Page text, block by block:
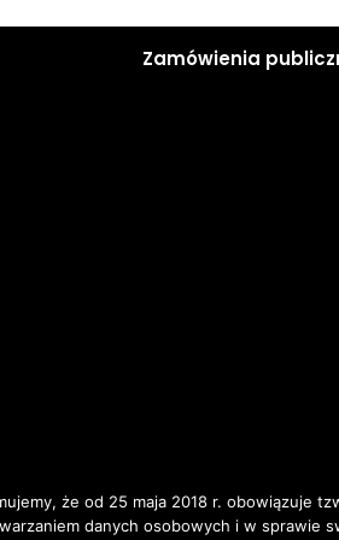
Zamówienia
że od 25 maja 2018 r. obowiązuje
danych osobowych i w sprawie